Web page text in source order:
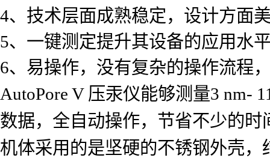
4、技术层面成熟稳定，设计方面
5、一键测定提升其设备的应用水
6、易操作，没有复杂的操作流程
AutoPore V 压汞仪能够测量3 nm-
数据，全自动操作，节省不少的
机体采用的是坚硬的不锈钢外壳